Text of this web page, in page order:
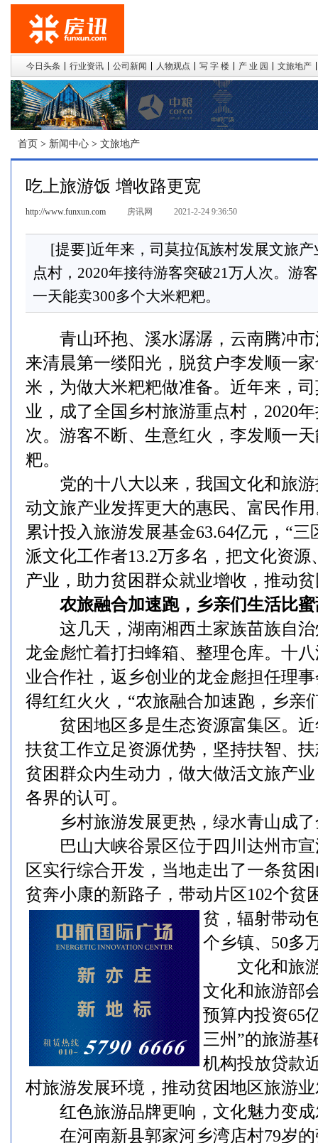
今日头条 行业资讯 公司新闻 人物观点 写 字 楼 产 业 园 文旅地产
首页 > 新闻中心 > 文旅地产
吃上旅游饭 增收路更宽
http://www.funxun.com 房讯网 2021-2-24 9:36:50
[提要]近年来，司莫拉佤族村发展文旅
点村，2020年接待游客突破21万人次。游
一天能卖300多个大米粑粑。
青山环抱、溪水潺潺，云南腾冲市
来清晨第一缕阳光，脱贫户李发顺一
米，为做大米粑粑做准备。近年来，
业，成了全国乡村旅游重点村，2020
次。游客不断、生意红火，李发顺一
粑。
党的十八大以来，我国文化和旅游
动文旅产业发挥更大的惠民、富民作
累计投入旅游发展基金63.64亿元，“
派文化工作者13.2万多名，把文化资
产业，助力贫困群众就业增收，推动
农旅融合加速跑，乡亲们生活比蜜
这几天，湖南湘西土家族苗族自治
龙金彪忙着打扫蜂箱、整理仓库。十
业合作社，返乡创业的龙金彪担任理
得红红火火，“农旅融合加速跑，乡亲
贫困地区多是生态资源富集区。近
扶贫工作立足资源优势，坚持扶智、
贫困群众内生动力，做大做活文旅产
各界的认可。
乡村旅游发展更热，绿水青山成了
巴山大峡谷景区位于四川达州市宣
区实行综合开发，当地走出了一条贫
贫奔小康的新路子，带动片区102个贫
贫，辐射带动
个乡镇、50多
文化和旅游
文化和旅游部
预算内投资65
三州”的旅游
机构投放贷款
村旅游发展环境，推动贫困地区旅游
红色旅游品牌更响，文化魅力变成
在河南新县郭家河乡湾店村79岁的